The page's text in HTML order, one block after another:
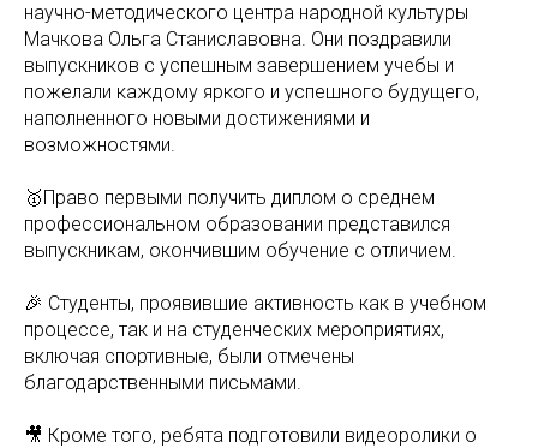
научно-методического центра народной культуры
Мачкова Ольга Станиславовна. Они поздравили
выпускников с успешным завершением учебы и
пожелали каждому яркого и успешного будущего,
наполненного новыми достижениями и
возможностями.
🥇Право первыми получить диплом о среднем
профессиональном образовании представился
выпускникам, окончившим обучение с отличием.
🎉 Студенты, проявившие активность как в учебном
процессе, так и на студенческих мероприятиях,
включая спортивные, были отмечены
благодарственными письмами.
🎥 Кроме того, ребята подготовили видеоролики о